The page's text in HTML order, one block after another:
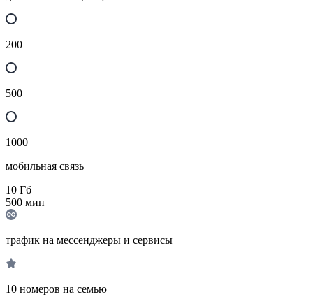
200
500
1000
мобильная связь
10 Гб
500 мин
трафик на мессенджеры и сервисы
10 номеров на семью